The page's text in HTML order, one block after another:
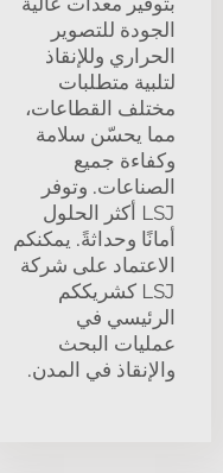
الجودة للتصوير
الحراري وللإنقاذ
لتلبية متطلبات
مختلف القطاعات،
مما يحسّن سلامة
وكفاءة جميع
الصناعات. وتوفر
LSJ أكثر الحلول
أمانًا وحداثةً. يمكنكم
الاعتماد على شركة
LSJ كشريككم
الرئيسي في
عمليات البحث
والإنقاذ في المدن.